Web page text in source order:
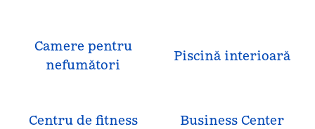
Camere pentru
nefumători
Piscină interioară
Centru de fitness Business Center